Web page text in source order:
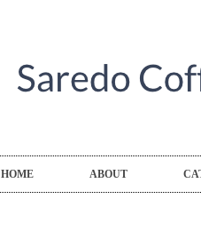
HOME ABOUT